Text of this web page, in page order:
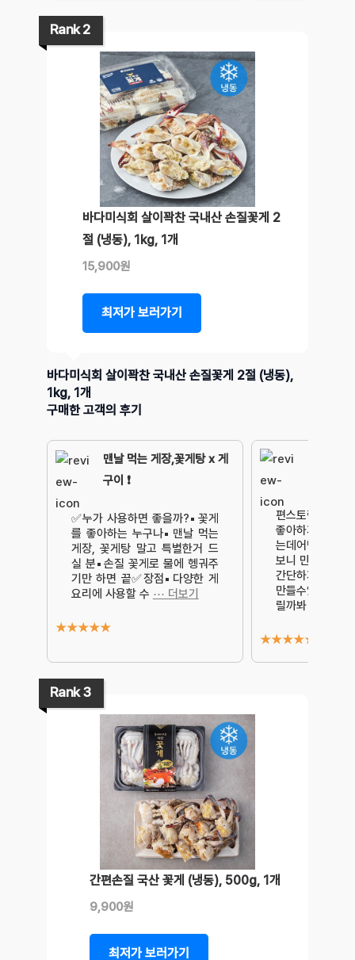
Rank 2
바다미식회 살이꽉찬 국내산 손질꽃게 2
절 (냉동), 1kg, 1개
15,900원
최저가 보러가기
바다미식회 살이꽉찬 국내산 손질꽃게 2절 (냉동),
1kg, 1개
구매한 고객의 후기
맨날 먹는 게장,꽃게탕 x 게
구이 ❗️
✅️누가 사용하면 좋을까?▪️꽃게
를 좋아하는 누구나▪️맨날 먹는
게장, 꽃게탕 말고 특별한거 드
실 분▪️손질 꽃게로 물에 헹궈주
기만 하면 끝✅️장점▪️다양한 게
요리에 사용할 수 ⋯ 더보기
★★★★★
편스토랑보고
좋아하지만해
는데어남선생
보니 만드는 과
간단하지만 내
만들수있을까
릴까봐 걱
★★★★★
Rank 3
간편손질 국산 꽃게 (냉동), 500g, 1개
9,900원
최저가 보러가기